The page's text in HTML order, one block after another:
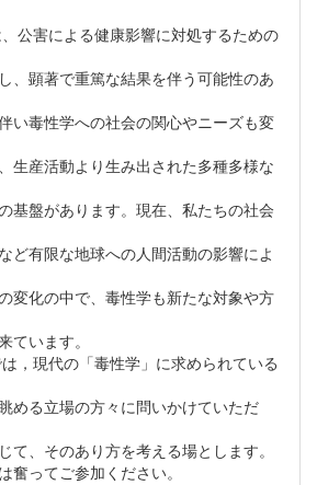
公害による健康影響に対処するための
、顕著で重篤な結果を伴う可能性のあ
い毒性学への社会の関心やニーズも変
生産活動より生み出された多種多様な
基盤があります。現在、私たちの社会
ど有限な地球への人間活動の影響によ
変化の中で、毒性学も新たな対象や方
ています。
，現代の「毒性学」に求められている
める立場の方々に問いかけていただ
て、そのあり方を考える場とします。
奮ってご参加ください。